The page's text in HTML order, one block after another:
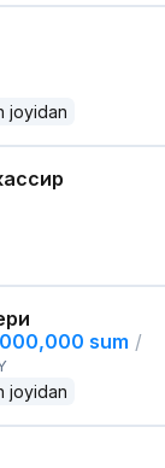
joyidan
sum /
joyidan